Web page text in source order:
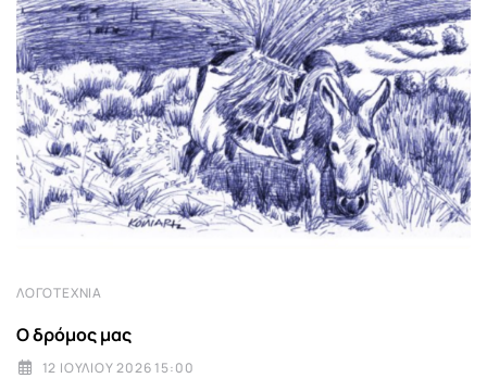
ΛΟΓΟΤΕΧΝΊΑ
Ο δρόμος μας
12 ΙΟΥΛΊΟΥ 2026 15:00